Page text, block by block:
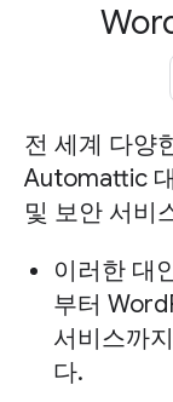
전 세계 다양
Automattic
및 보안 서비
이러한 대
부터
서비스까
다.